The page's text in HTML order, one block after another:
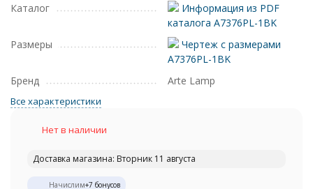
Каталог
Информация из PDF
каталога A7376PL-1BK
Размеры
Чертеж с размерами
A7376PL-1BK
Бренд
Arte Lamp
Все характеристики
Нет в наличии
Доставка магазина: Вторник 11 августа
Начислим+7 бонусов